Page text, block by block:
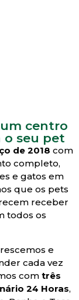
centro
o seu pet
de 2018 com
completo,
e gatos em
que os pets
receber
todos os
e
cada vez
com três
24 Horas,